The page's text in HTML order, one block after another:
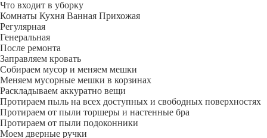
Что входит в уборку
Регу­лярная
Гене­ральная
После ремонта
Заправляем кровать
Собираем мусор и меняем мешки
Меняем мусорные мешки в корзинах
Раскладываем аккуратно вещи
Протираем пыль на всех доступных и свободных поверхностях
Протираем от пыли торшеры и настенные бра
Протираем от пыли подоконники
Моем дверные ручки